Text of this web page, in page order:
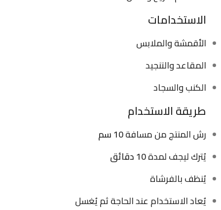
الاستخدامات
الأقمشة والملابس
المقاعد والتنجيد
الكنب والسجاد
طريقة الاستخدام
رش المنتج من مسافة10 سم
يُترك ليجف لمدة10 دقائق
يُنظف بالفرشاة
يُعاد الاستخدام عند الحاجة ثم يُغسل